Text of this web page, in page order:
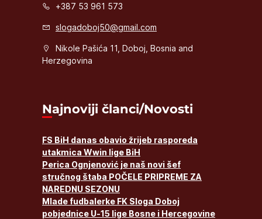
+387 53 961 573
slogadoboj50@gmail.com
Nikole Pašića 11, Doboj, Bosnia and
Herzegovina
Najnoviji članci/Novosti
FS BiH danas obavio žrijeb rasporeda
utakmica Wwin lige BiH
Perica Ognjenović je naš novi šef
stručnog štaba POČELE PRIPREME ZA
NAREDNU SEZONU
Mlade fudbalerke FK Sloga Doboj
pobjednice U-15 lige Bosne i Hercegovine